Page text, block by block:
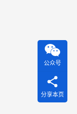
公众号
分享本页